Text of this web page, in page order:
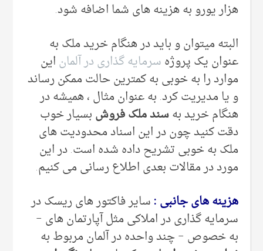
هزار یورو به هزینه های شما اضافه شود.
البته میتوان و باید در هنگام خرید ملک به
عنوان یک پروژهسرمایه گذاری در آلماناین
موارد را به خوبی به کمترین حالت ممکن رساند
و یا مدیریت کرد. به عنوان مثال ، همیشه در
هنگام خرید بهسند ملک فروشبسیار خوب
دقت کنید چون در این اسناد محدودیت های
ملک به خوبی تشریح داده شده است. در این
مورد در مقالات بعدی اطلاع رسانی می کنیم.
هزینه های جانبی :سایر فاکتور های ریسک در
سرمایه گذاری در املاکی مثل آپارتمان های –
به خصوص – چند واحده در آلمان مربوط به